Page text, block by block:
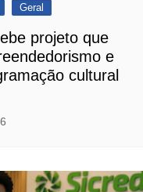
Geral
projeto que
e
cultural